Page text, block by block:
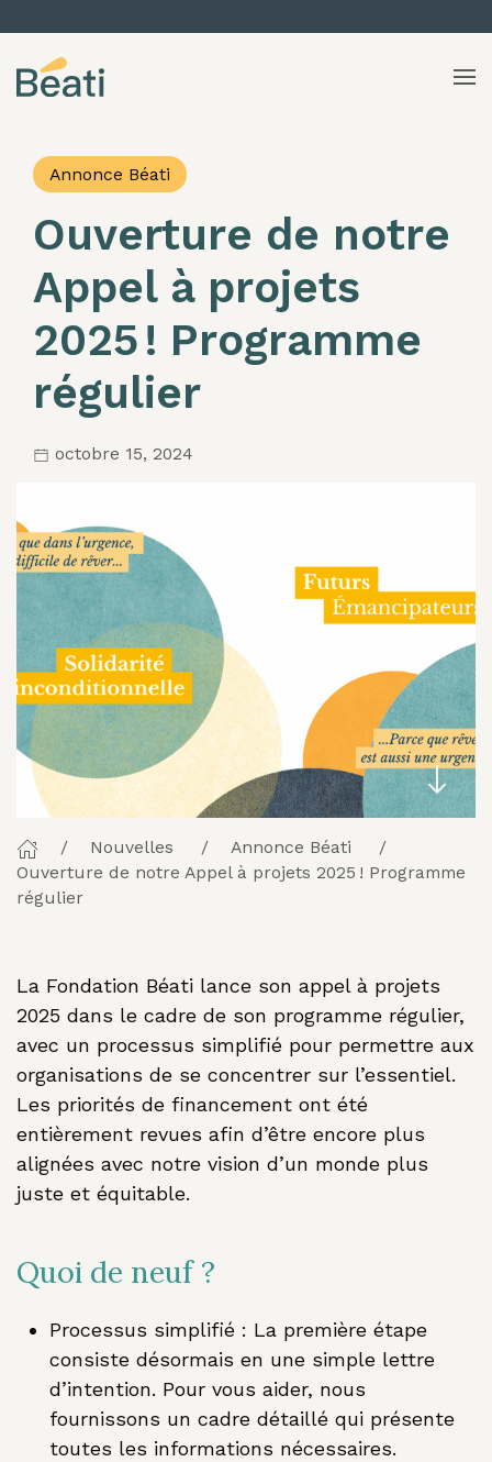
Annonce Béati
Ouverture de notre
Appel à projets
2025 ! Programme
régulier
octobre 15, 2024
Nouvelles
Annonce Béati
Ouverture de notre Appel à projets 2025 ! Programme
régulier
La Fondation Béati lance son appel à projets
2025 dans le cadre de son programme régulier,
avec un processus simplifié pour permettre aux
organisations de se concentrer sur l’essentiel.
Les priorités de financement ont été
entièrement revues afin d’être encore plus
alignées avec notre vision d’un monde plus
juste et équitable.
Quoi de neuf ?
Processus simplifié : La première étape
consiste désormais en une simple lettre
d’intention. Pour vous aider, nous
fournissons un cadre détaillé qui présente
toutes les informations nécessaires.